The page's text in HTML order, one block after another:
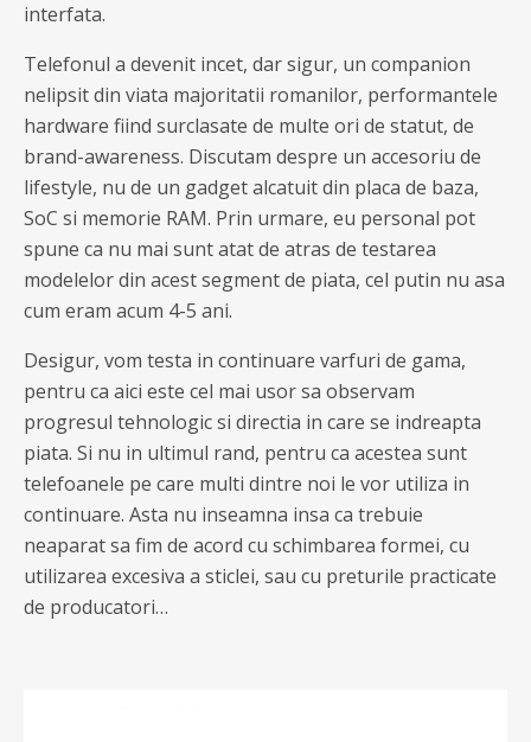
interfata.
Telefonul a devenit incet, dar sigur, un companion
nelipsit din viata majoritatii romanilor, performantele
hardware fiind surclasate de multe ori de statut, de
brand-awareness. Discutam despre un accesoriu de
lifestyle, nu de un gadget alcatuit din placa de baza,
SoC si memorie RAM. Prin urmare, eu personal pot
spune ca nu mai sunt atat de atras de testarea
modelelor din acest segment de piata, cel putin nu asa
cum eram acum 4-5 ani.
Desigur, vom testa in continuare varfuri de gama,
pentru ca aici este cel mai usor sa observam
progresul tehnologic si directia in care se indreapta
piata. Si nu in ultimul rand, pentru ca acestea sunt
telefoanele pe care multi dintre noi le vor utiliza in
continuare. Asta nu inseamna insa ca trebuie
neaparat sa fim de acord cu schimbarea formei, cu
utilizarea excesiva a sticlei, sau cu preturile practicate
de producatori…